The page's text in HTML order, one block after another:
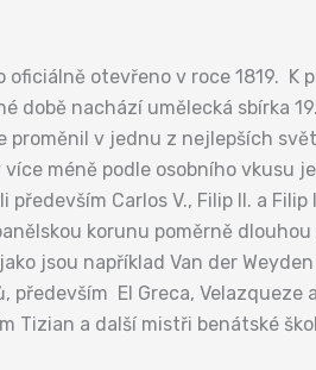
oficiálně otevřeno v roce 1819. K
době nachází umělecká sbírka
proměnil v jednu z nejlepších
méně podle osobního vkusu
Carlos V., Filip II. a Filip
korunu poměrně
jsou například Van der
El Greca, Velazqueze
Tizian a další mistři benátské